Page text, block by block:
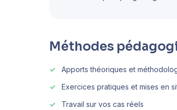
Méthodes
Apports théoriques et
Exercices pratiques et mises en
Travail sur vos cas réels